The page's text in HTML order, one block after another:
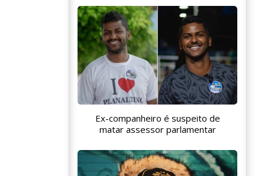
Ex-companheiro é suspeito de
matar assessor parlamentar